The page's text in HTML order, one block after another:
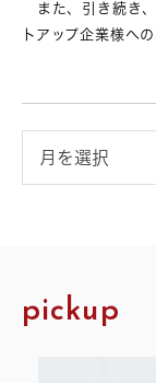
また、引き続き、
トアップ企業様へ
pickup